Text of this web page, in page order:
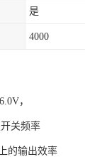
是
4000
，
开关频率
的输出效率